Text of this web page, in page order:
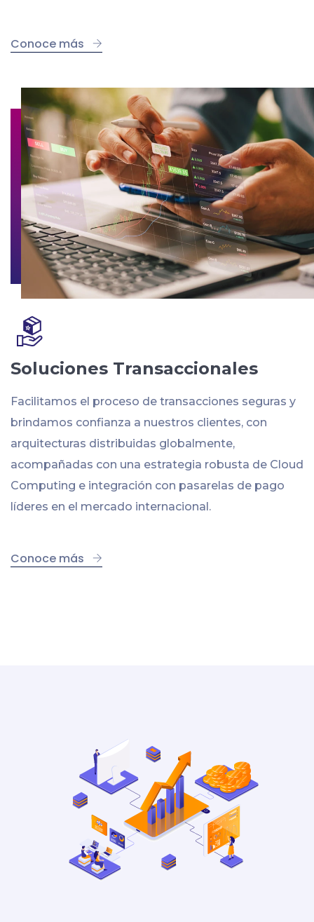
Conoce más
Soluciones Transaccionales
Facilitamos el proceso de transacciones seguras y
brindamos confianza a nuestros clientes, con
arquitecturas distribuidas globalmente,
acompañadas con una estrategia robusta de Cloud
Computing e integración con pasarelas de pago
líderes en el mercado internacional.
Conoce más